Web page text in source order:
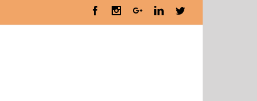
FacebookInstagramGoogle+LinkedinTwitter